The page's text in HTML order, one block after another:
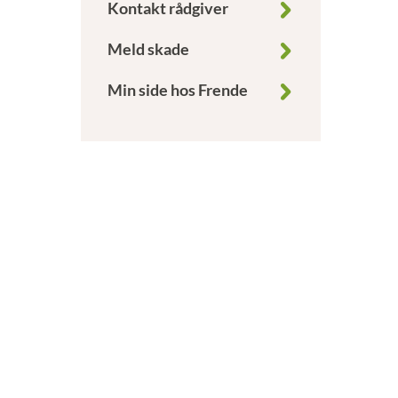
Kontakt rådgiver
Meld skade
Min side hos Frende